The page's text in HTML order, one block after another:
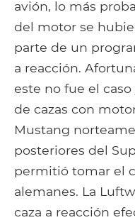
avión, lo más
del motor se
parte de un
a reacción.
este no fue el
de cazas con
Mustang
posteriores del
permitió tomar el
alemanes. La
caza a reacción